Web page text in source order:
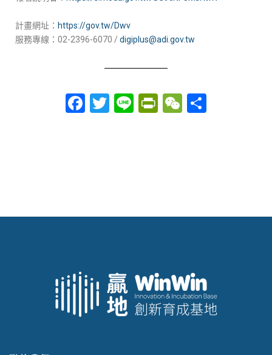
計畫網址： https://gov.tw/Dwv
服務專線：02-2396-6070 /digiplus@adi.gov.tw
Facebook
Twitter
LinePrintFriendly
WeChat